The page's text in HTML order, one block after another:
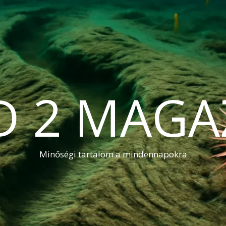
2
Minőségi tartalom a mindennapokra